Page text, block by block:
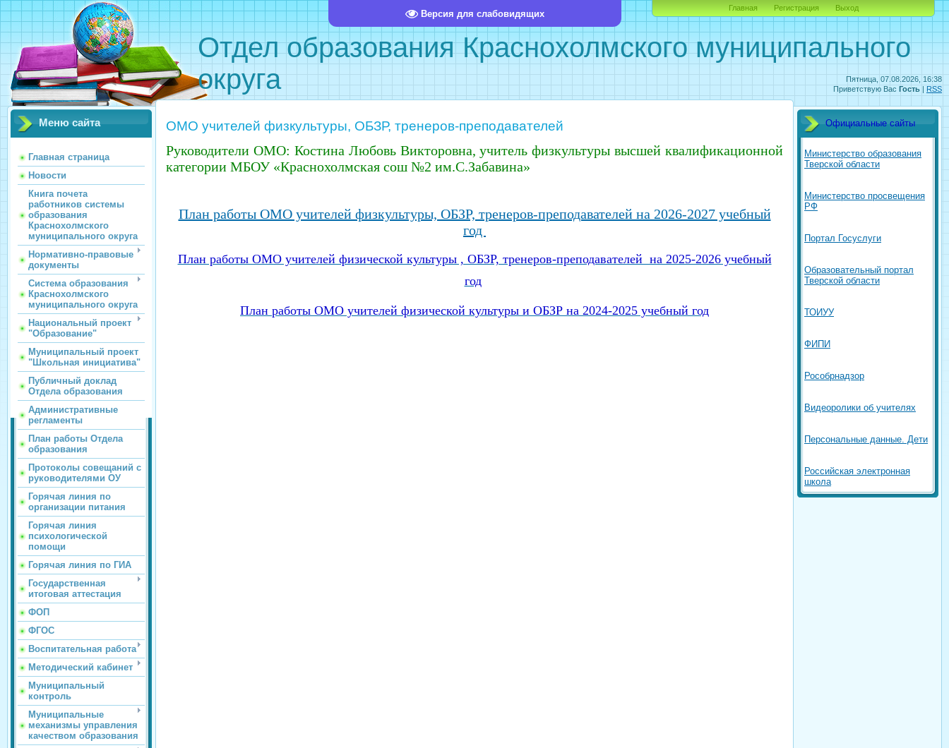
Версия для слабовидящих
Пятница, 07.08.2026, 16:38
Приветствую Вас Гость | RSS
Отдел образования Краснохолмского муниципального
округа
Главная Регистрация Выход
Меню сайта
Главная страница
Новости
Книга почета
работников системы
образования
Краснохолмского
муниципального округа
Нормативно-правовые
документы
Система образования
Краснохолмского
муниципального округа
Национальный проект
"Образование"
Муниципальный проект
"Школьная инициатива"
Публичный доклад
Отдела образования
Административные
регламенты
План работы Отдела
образования
Протоколы совещаний с
руководителями ОУ
Горячая линия по
организации питания
Горячая линия
психологической
помощи
Горячая линия по ГИА
Государственная
итоговая аттестация
ФОП
ФГОС
Воспитательная работа
Методический кабинет
Муниципальный
контроль
Муниципальные
механизмы управления
качеством образования
ОМО учителей физкультуры, ОБЗР, тренеров-преподавателей
Руководители ОМО: Костина Любовь Викторовна, учитель физкультуры высшей квалификационной
категории МБОУ «Краснохолмская сош №2 им.С.Забавина»
План работы ОМО учителей физкультуры, ОБЗР, тренеров-преподавателей на 2026-2027 учебный
год
План работы ОМО учителей физической культуры , ОБЗР, тренеров-преподавателей на 2025-2026 учебный
год
План работы ОМО учителей физической культуры и ОБЗР на 2024-2025 учебный год
Официальные сайты
Министерство образования
Тверской области
Министерство просвещения
РФ
Портал Госуслуги
Образовательный портал
Тверской области
ТОИУУ
ФИПИ
Рособрнадзор
Видеоролики об учителях
Персональные данные. Дети
Российская электронная
школа